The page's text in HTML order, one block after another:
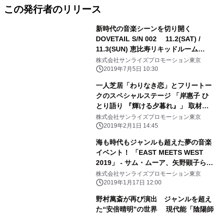
この発行者のリリース
新時代の音楽シーンを切り開く
DOVETAIL S/N 002 11.2(SAT) /
11.3(SUN) 恵比寿リキッドルーム
2days決定
株式会社サンライズプロモーション東京
2019年7月5日 10:30
一人芝居「わりなき恋」とフリートー
クのスペシャルステージ 「岸惠子 ひ
とり語り 『輝ける夕暮れ』」 取材会
レポート
株式会社サンライズプロモーション東京
2019年2月1日 14:45
海も時代もジャンルも超えた夢の音楽
イベント！ 「EAST MEETS WEST
2019」 - サム・ムーア、矢野顕子ら東
西のアーティストが集結 -
株式会社サンライズプロモーション東京
2019年1月17日 12:00
野村萬斎が再び演出 ジャンルを超え
た“安倍晴明”の世界 現代能「陰陽師